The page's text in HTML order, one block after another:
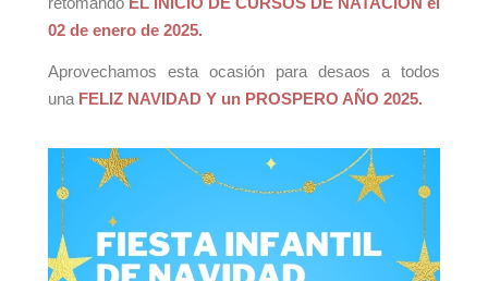
02 de enero de 2025.
Aprovechamos esta ocasión para desaos a todos
una FELIZ NAVIDAD Y un PROSPERO AÑO 2025.